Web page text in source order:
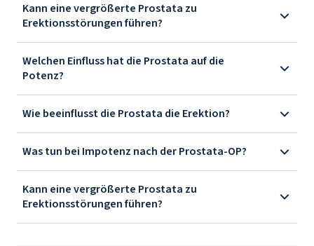
Kann eine vergrößerte Prostata zu
Erektionsstörungen führen?
Welchen Einfluss hat die Prostata auf die
Potenz?
Wie beeinflusst die Prostata die Erektion?
Was tun bei Impotenz nach der Prostata-OP?
Kann eine vergrößerte Prostata zu
Erektionsstörungen führen?